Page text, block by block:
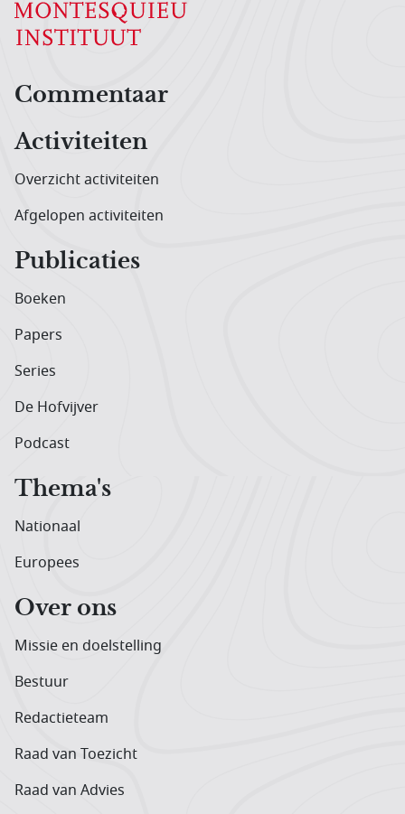
Hoofdnavigatiemenu
Commentaar
Activiteiten
Overzicht activiteiten
Afgelopen activiteiten
Publicaties
Boeken
Papers
Series
De Hofvijver
Podcast
Thema's
Nationaal
Europees
Over ons
Missie en doelstelling
Bestuur
Redactieteam
Raad van Toezicht
Raad van Advies